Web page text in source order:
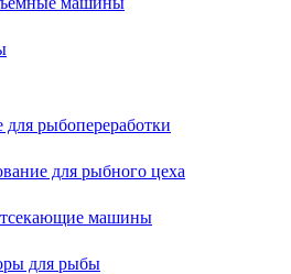
рыбопереработки
для рыбного цеха
машины
для рыбы